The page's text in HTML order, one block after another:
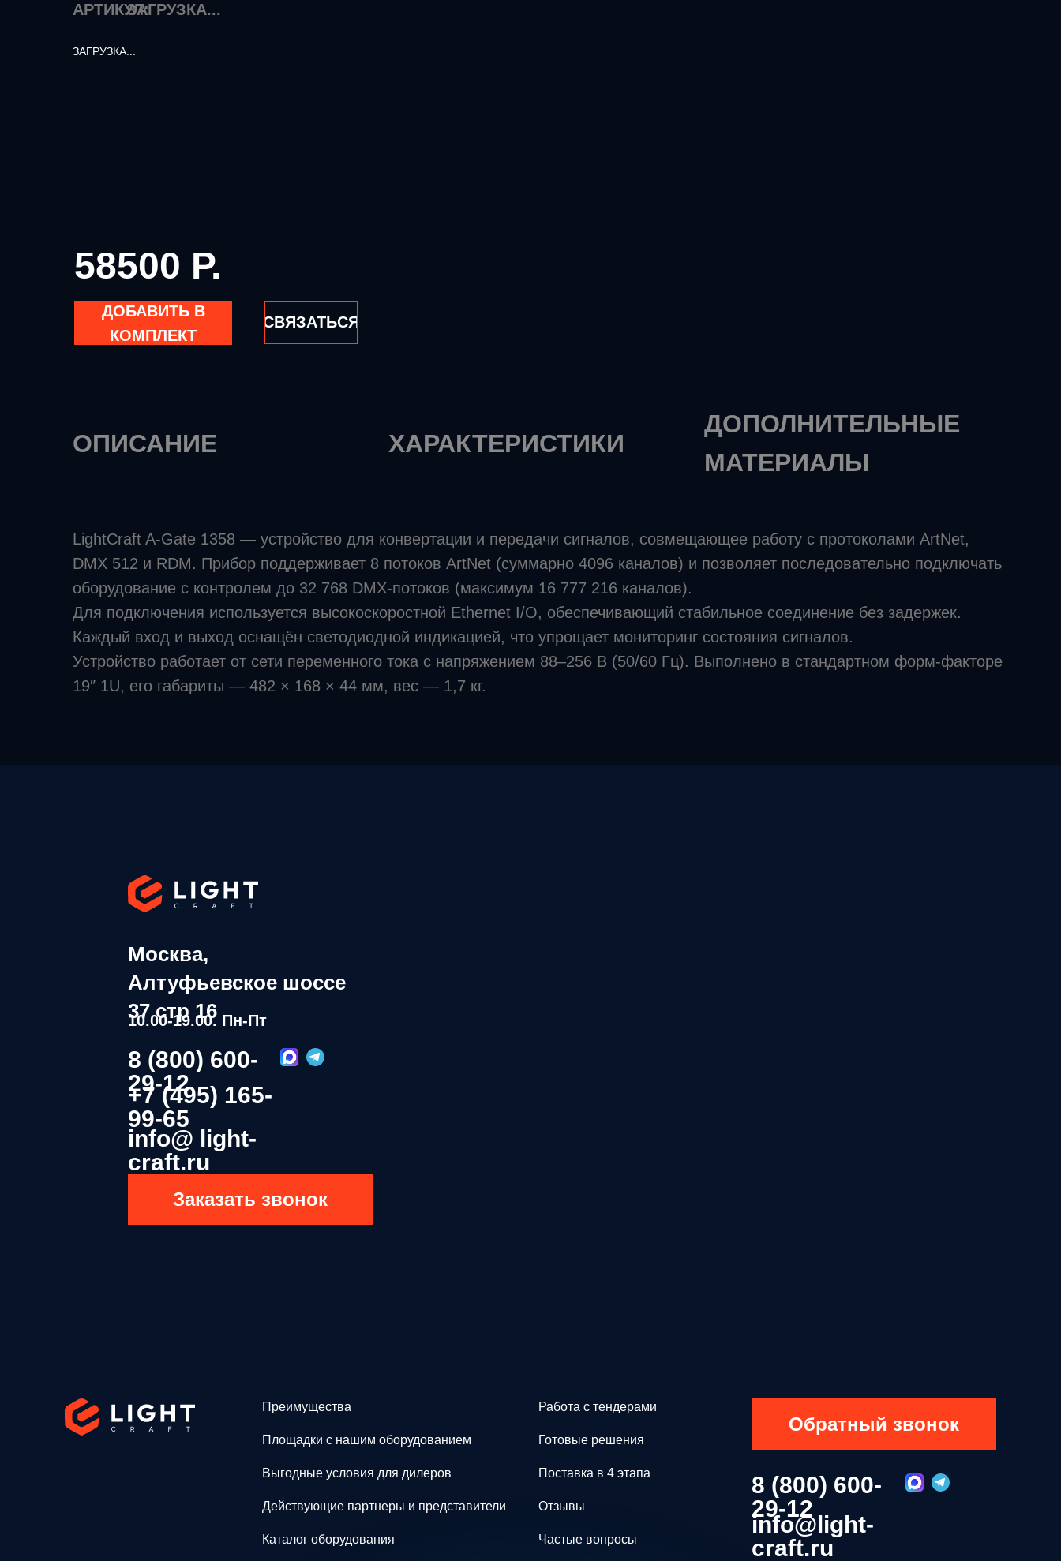
АРТИКУЛ:ЗАГРУЗКА...
58500 Р.
ЗАГРУЗКА...
ДОБАВИТЬ В
КОМПЛЕКТ
СВЯЗАТЬСЯ
ОПИСАНИЕ
ДОПОЛНИТЕЛЬНЫЕ
МАТЕРИАЛЫ
ХАРАКТЕРИСТИКИ
LightCraft A‑Gate 1358 — устройство для конвертации и передачи сигналов, совмещающее работу с протоколами ArtNet,
DMX 512 и RDM. Прибор поддерживает 8 потоков ArtNet (суммарно 4096 каналов) и позволяет последовательно подключать
оборудование с контролем до 32 768 DMX‑потоков (максимум 16 777 216 каналов).
Для подключения используется высокоскоростной Ethernet I/O, обеспечивающий стабильное соединение без задержек.
Каждый вход и выход оснащён светодиодной индикацией, что упрощает мониторинг состояния сигналов.
Устройство работает от сети переменного тока с напряжением 88–256 В (50/60 Гц). Выполнено в стандартном форм‑факторе
19″ 1U, его габариты — 482 × 168 × 44 мм, вес — 1,7 кг.
10.00-19.00. Пн-Пт
info@ light-
craft.ru
Москва,
Алтуфьевское шоссе
37 стр 16
+7 (495) 165-
99-65
8 (800) 600-
29-12
Заказать звонок
8 (800) 600-
29-12
Обратный звонок
info@light-
craft.ru
Работа с тендерами
Готовые решения
Поставка в 4 этапа
Отзывы
Частые вопросы
Площадки с нашим оборудованием
Преимущества
Действующие партнеры и представители
Каталог оборудования
Выгодные условия для дилеров